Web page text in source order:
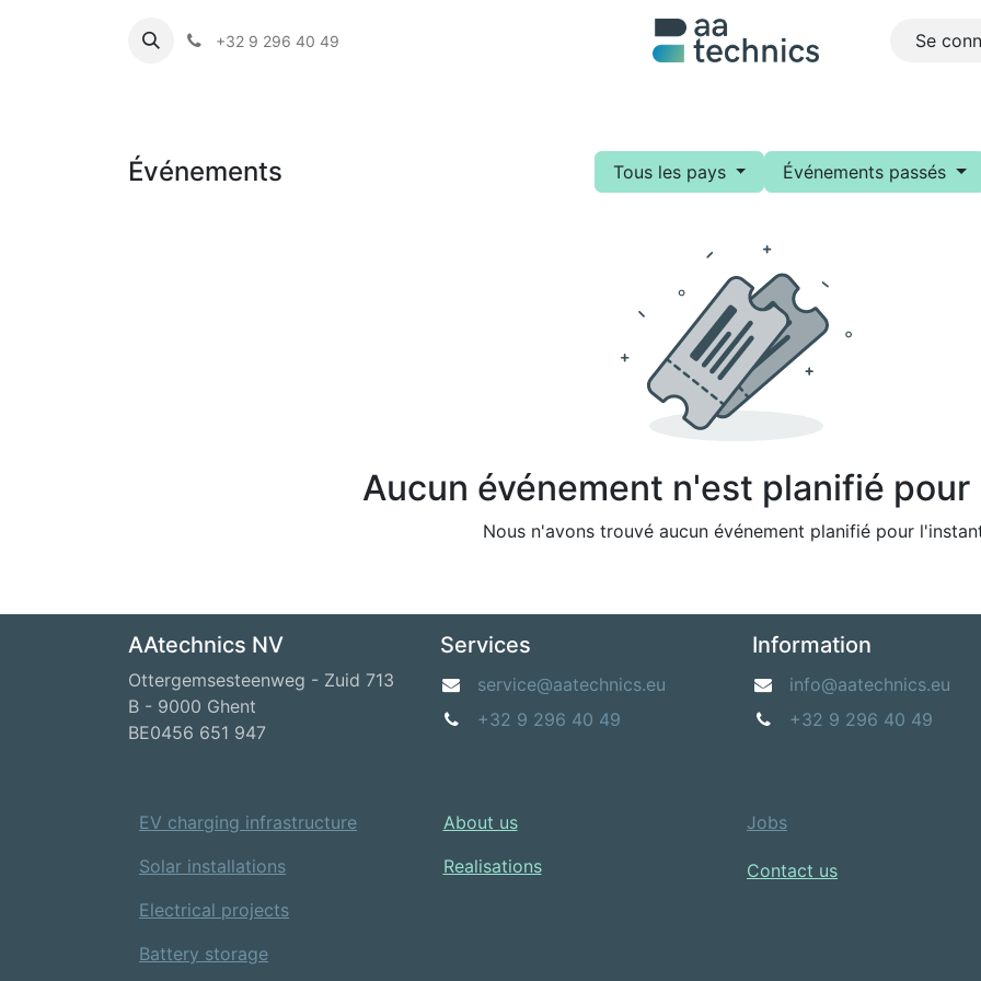
+32 9 296 40 49 Se
Événements Tous les pays Événements passés
Aucun événement n'est planifié
Nous n'avons trouvé aucun événement planifié pour
AAtechnics NV
Ottergemsesteenweg - Zuid 713
B - 9000 Ghent
BE0456 651 947
Services
service@aatechnics.eu
+32 9 296 40 49
Information
info@aatechnics.eu
+32 9 296 40 49
Jobs
Contact us
About us​
Realisations
EV charging infrastructure
Solar installations
Electrical projects
Battery storage